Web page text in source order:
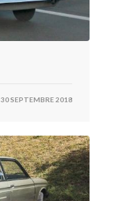
30 SEPTEMBRE 2018